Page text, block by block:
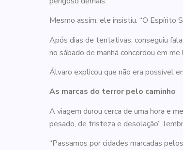
Mesmo assim, ele insistiu. “O Espírito
Após dias de tentativas, conseguiu
no sábado de manhã concordou em me
Álvaro explicou que não era possível
As marcas do terror pelo caminho
A viagem durou cerca de uma hora e
pesado, de tristeza e desolação”,
“Passamos por cidades marcadas